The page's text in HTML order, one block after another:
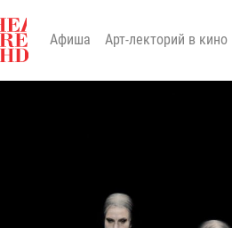
Афиша Арт-лекторий в кино